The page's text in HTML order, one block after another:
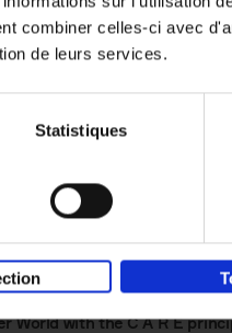
combiner celles-ci avec
de leurs services.
Statistiques
like a PRO -
edition
Care?
World with the C A R E